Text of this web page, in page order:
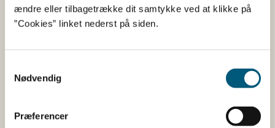
ændre eller tilbagetrække dit samtykke ved at klikke på
”Cookies” linket nederst på siden.
Nødvendig
Præferencer
1. Identificér alle de risici, der kan være
forbundet med dine aktiviteter
på dem
3. Fastsæt en kritisk grænse for de kritiske